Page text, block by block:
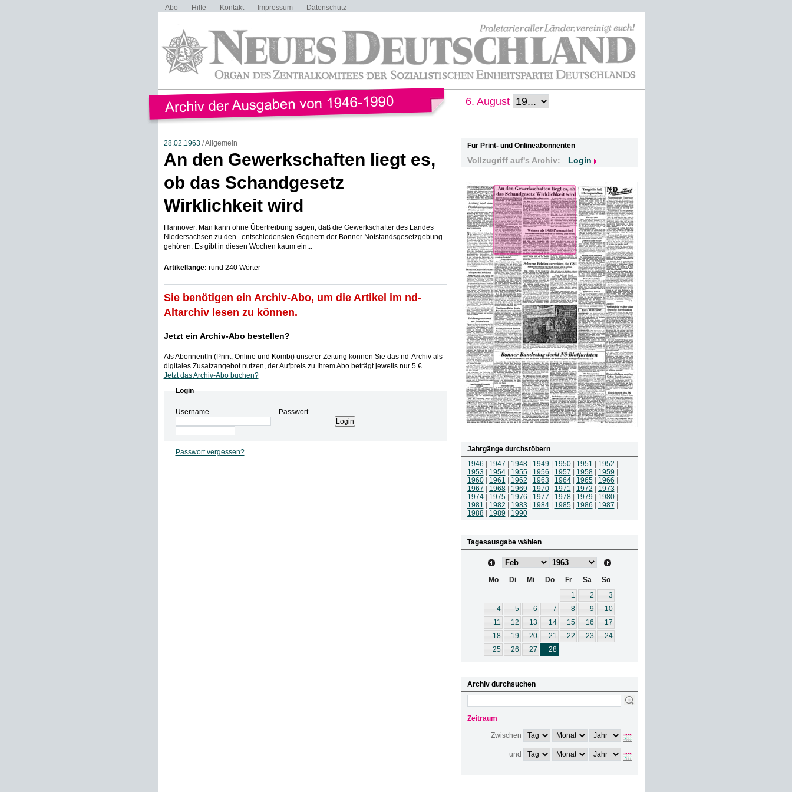
Abo Hilfe Kontakt Impressum Datenschutz
6. August
28.02.1963/ Allgemein
An den Gewerkschaften liegt es,
ob das Schandgesetz
Wirklichkeit wird
Hannover. Man kann ohne Übertreibung sagen, daß die Gewerkschafter des Landes
Niedersachsen zu den . entschiedensten Gegnern der Bonner Notstandsgesetzgebung
gehören. Es gibt in diesen Wochen kaum ein...
Artikellänge: rund 240 Wörter
Sie benötigen ein Archiv-Abo, um die Artikel im nd-
Altarchiv lesen zu können.
Jetzt ein Archiv-Abo bestellen?
Als AbonnentIn (Print, Online und Kombi) unserer Zeitung können Sie das nd-Archiv als
digitales Zusatzangebot nutzen, der Aufpreis zu Ihrem Abo beträgt jeweils nur 5 €.
Jetzt das Archiv-Abo buchen?
Login
Username Passwort
Passwort vergessen?
Für Print- und Onlineabonnenten
Vollzugriff auf's Archiv: Login
Jahrgänge durchstöbern
1946
1947 1948| 1949 1950| 1951 1952
1953
1954| 1955| 1956 1957 1958| 1959
1960| 1961 1962 1963 1964| 1965| 1966
1967
1968| 1969 1970| 1971 1972 1973
1974| 1975| 1976 1977 1978| 1979 1980|
1981
1982 1983 1984| 1985| 1986 1987
1988| 1989 1990
Tagesausgabe wählen
Mo Di Mi Do Fr Sa
So
1
2
3
4
5 6 7 8 9
10
11
12 13 14 15 16
17
18
19 20 21 22 23
24
25
26 27 28
Archiv durchsuchen
Zeitraum
Zwischen
und